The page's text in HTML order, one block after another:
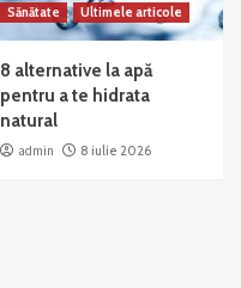
Sănătate Ultimele articole
8 alternative la apă
pentru a te hidrata
natural
admin 8 iulie 2026